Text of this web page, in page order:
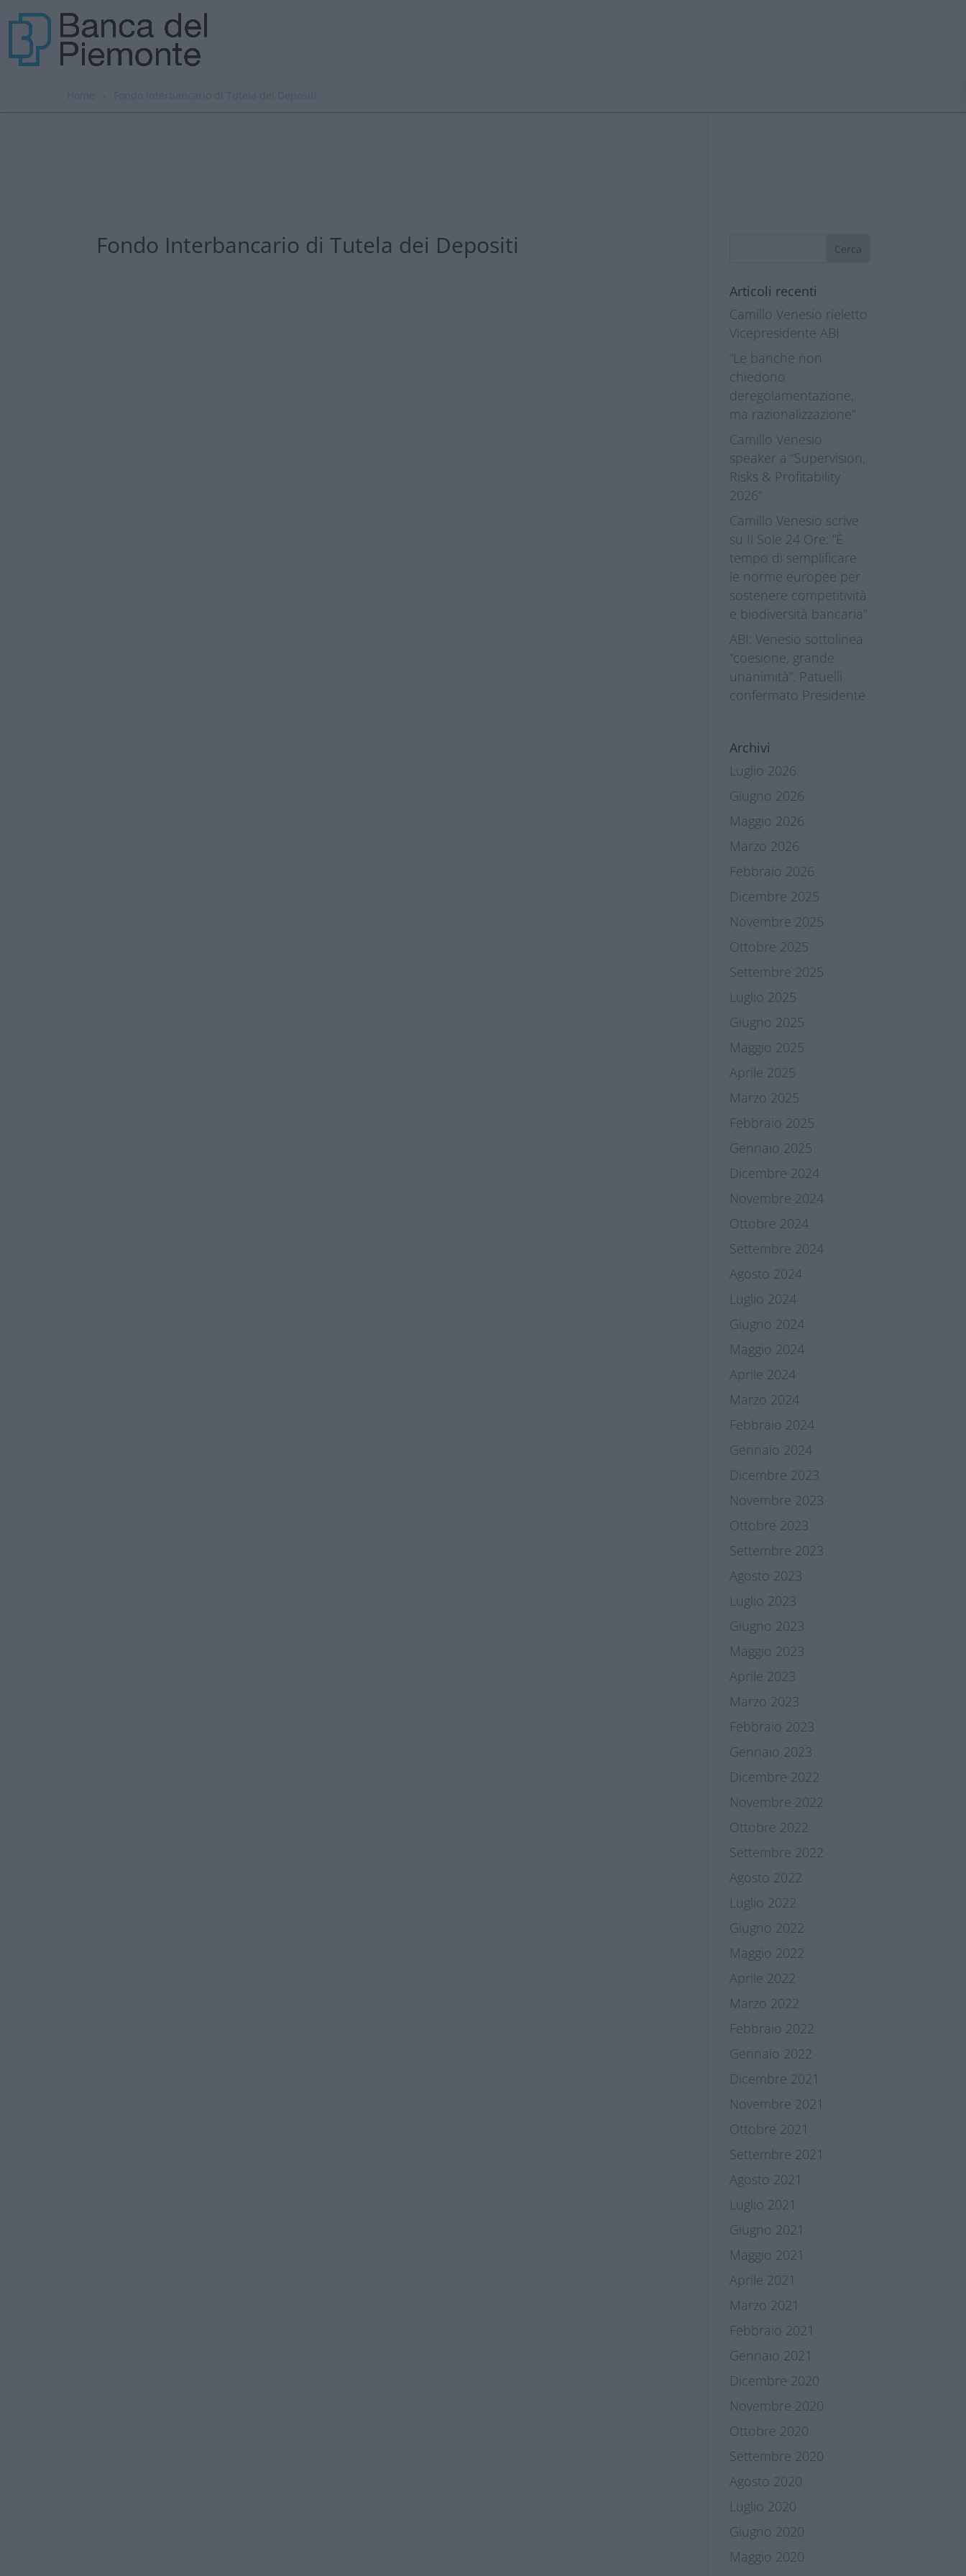
Fondo Interbancario di Tutela dei Depositi
Articoli recenti
Camillo Venesio rieletto
Vicepresidente ABI
“Le banche non
chiedono
deregolamentazione,
ma razionalizzazione”
Camillo Venesio
speaker a “Supervision,
Risks & Profitability
2026”
Camillo Venesio scrive
su Il Sole 24 Ore: “È
tempo di semplificare
le norme europee per
sostenere competitività
e biodiversità bancaria”
ABI: Venesio sottolinea
“coesione, grande
unanimità”. Patuelli
confermato Presidente
Archivi
Luglio 2026
Giugno 2026
Maggio 2026
Marzo 2026
Febbraio 2026
Dicembre 2025
Novembre 2025
Ottobre 2025
Settembre 2025
Luglio 2025
Giugno 2025
Maggio 2025
Aprile 2025
Marzo 2025
Febbraio 2025
Gennaio 2025
Dicembre 2024
Novembre 2024
Ottobre 2024
Settembre 2024
Agosto 2024
Luglio 2024
Giugno 2024
Maggio 2024
Aprile 2024
Marzo 2024
Febbraio 2024
Gennaio 2024
Dicembre 2023
Novembre 2023
Ottobre 2023
Settembre 2023
Agosto 2023
Luglio 2023
Giugno 2023
Maggio 2023
Aprile 2023
Marzo 2023
Febbraio 2023
Gennaio 2023
Dicembre 2022
Novembre 2022
Ottobre 2022
Settembre 2022
Agosto 2022
Luglio 2022
Giugno 2022
Maggio 2022
Aprile 2022
Marzo 2022
Febbraio 2022
Gennaio 2022
Dicembre 2021
Novembre 2021
Ottobre 2021
Settembre 2021
Agosto 2021
Luglio 2021
Giugno 2021
Maggio 2021
Aprile 2021
Marzo 2021
Febbraio 2021
Gennaio 2021
Dicembre 2020
Novembre 2020
Ottobre 2020
Settembre 2020
Agosto 2020
Luglio 2020
Giugno 2020
Maggio 2020